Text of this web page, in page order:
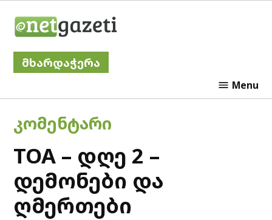
მხარდაჭერა
Menu
POSTED
ᲙᲝᲛᲔᲜᲢᲐᲠᲘ
TOA – დღე 2 –
დემონები და
ღმერთები